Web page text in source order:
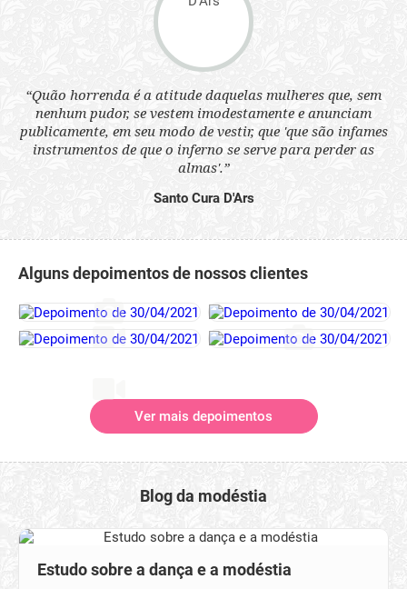
“Quão horrenda é a atitude daquelas mulheres que, sem
nenhum pudor, se vestem imodestamente e anunciam
publicamente, em seu modo de vestir, que 'que são infames
instrumentos de que o inferno se serve para perder as
almas'.”
Santo Cura D'Ars
Alguns depoimentos de nossos clientes
Ver mais depoimentos
Blog da modéstia
Estudo sobre a dança e a modéstia